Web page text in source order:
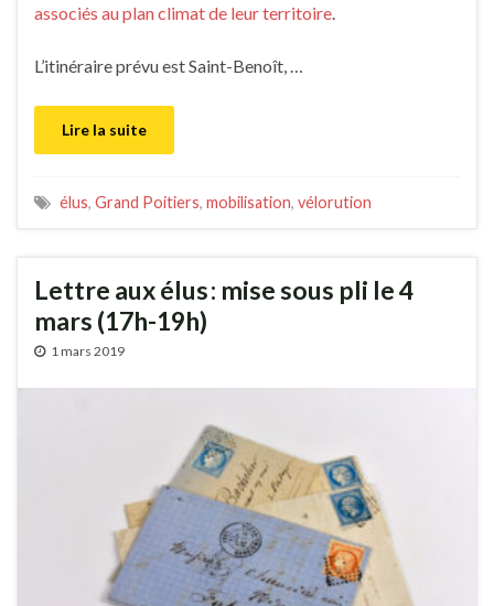
associés au plan climat de leur territoire.
L’itinéraire prévu est Saint-Benoît, …
Lire la suite
élus, Grand Poitiers, mobilisation, vélorution
Lettre aux élus : mise sous pli le 4
mars (17h-19h)
1 mars 2019